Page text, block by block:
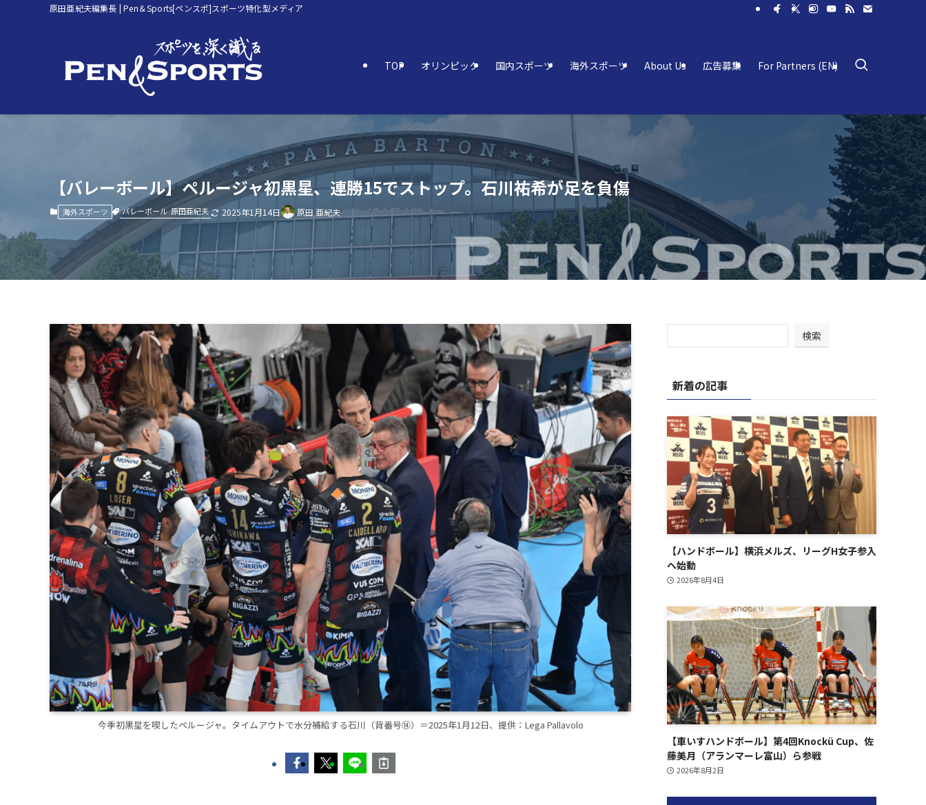
原田亜紀夫編集長 | Pen＆Sports[ペンスポ]スポーツ特化型メディア
TOP オリンピック 国内スポーツ 海外スポーツ About Us 広告募集 For Partners (EN)
【バレーボール】ペルージャ初黒星、連勝15でストップ。石川祐希が足を負傷
海外スポーツ バレーボール 原田亜紀夫 2025年1月14日 原田 亜紀夫
今季初黒星を喫したペルージャ。タイムアウトで水分補給する石川（背番号⑭）＝2025年1月12日、提供：Lega Pallavolo
検索
新着の記事
【ハンドボール】横浜メルズ、リーグH女子参入
へ始動
2026年8月4日
【車いすハンドボール】第4回Knockü Cup、佐
藤美月（アランマーレ富山）ら参戦
2026年8月2日